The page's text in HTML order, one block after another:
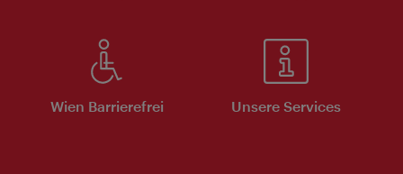
Wien Barrierefrei Unsere Services